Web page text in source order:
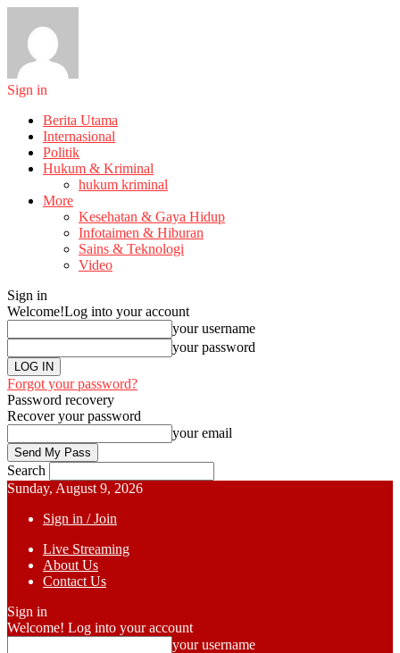
Sign in
Berita Utama
Internasional
Politik
Hukum & Kriminal
hukum kriminal
More
Kesehatan & Gaya Hidup
Infotaimen & Hiburan
Sains & Teknologi
Video
Sign in
Welcome!Log into your account
your username
your password
Forgot your password?
Password recovery
Recover your password
your email
Search
Sunday, August 9, 2026
Sign in / Join
Live Streaming
About Us
Contact Us
Sign in
Welcome! Log into your account
your username